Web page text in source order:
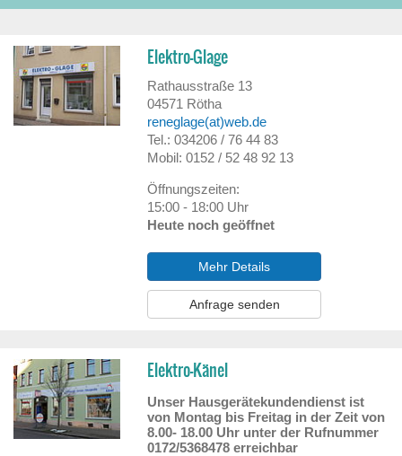
Elektro-Glage
Rathausstraße 13
04571 Rötha
reneglage(at)web.de
Tel.: 034206 / 76 44 83
Mobil: 0152 / 52 48 92 13
Öffnungszeiten:
15:00 - 18:00 Uhr
Heute noch geöffnet
Mehr Details
Anfrage senden
Elektro-Känel
Unser Hausgerätekundendienst ist
von Montag bis Freitag in der Zeit von
8.00- 18.00 Uhr unter der Rufnummer
0172/5368478 erreichbar